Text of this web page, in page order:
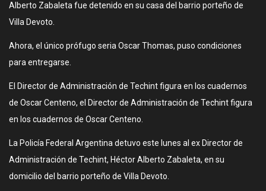
Alberto Zabaleta fue detenido en su casa del barrio porteño de
Villa Devoto.
Ahora, el único prófugo seria Oscar Thomas, puso condiciones
para entregarse.
El Director de Administración de Techint figura en los cuadernos
de Oscar Centeno, el Director de Administración de Techint figura
en los cuadernos de Oscar Centeno.
La Policía Federal Argentina detuvo este lunes al ex Director de
Administración de Techint, Héctor Alberto Zabaleta, en su
domicilio del barrio porteño de Villa Devoto.